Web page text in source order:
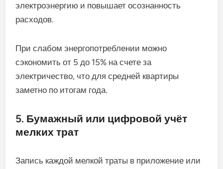
электроэнергию и повышает осознанность
расходов.
При слабом энергопотреблении можно
сэкономить от 5 до 15% на счете за
электричество, что для средней квартиры
заметно по итогам года.
5. Бумажный или цифровой учёт
мелких трат
Запись каждой мелкой траты в приложение или